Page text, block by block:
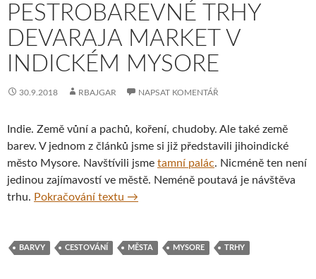
PESTROBAREVNÉ TRHY
DEVARAJA MARKET V
INDICKÉM MYSORE
30.9.2018 RBAJGAR NAPSAT KOMENTÁŘ
Indie. Země vůní a pachů, koření, chudoby. Ale také země
barev. V jednom z článků jsme si již představili jihoindické
město Mysore. Navštívili jsme tamní palác. Nicméně ten není
jedinou zajímavostí ve městě. Neméně poutavá je návštěva
trhu. Pokračování textu Pestrobarevné trhy Devaraja Market
→
BARVY CESTOVÁNÍ MĚSTA MYSORE TRHY